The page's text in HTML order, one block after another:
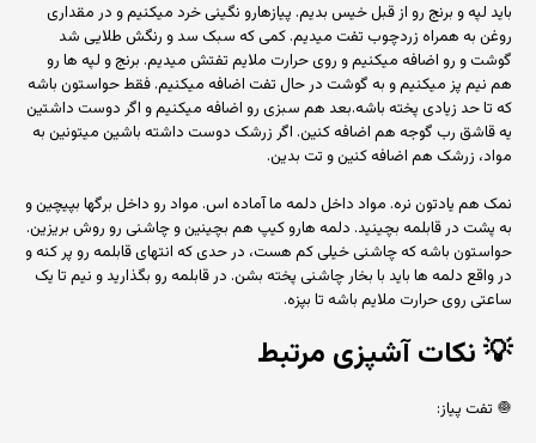
باید لپه و برنج رو از قبل خیس بدیم. پیازهارو نگینی خرد میکنیم و در مقداری
روغن به همراه زردچوب تفت میدیم. کمی که سبک سد و رنگش طلایی شد
گوشت و رو اضافه میکنیم و روی حرارت ملایم تفتش میدیم. برنج و لپه ها رو
هم نیم پز میکنیم و به گوشت در حال تفت اضافه میکنیم. فقط حواستون باشه
که تا حد زیادی پخته باشه.بعد هم سبزی رو اضافه میکنیم و اگر دوست داشتین
یه قاشق رب گوجه هم اضافه کنین. اگر زرشک دوست داشته باشین میتونین به
مواد، زرشک هم اضافه کنین و تت بدین.
نمک هم یادتون نره. مواد داخل دلمه ما آماده اس. مواد رو داخل برگها بپیچین و
به پشت در قابلمه بچینید. دلمه هارو کیپ هم بچینین و چاشنی رو روش بریزین.
حواستون باشه که چاشنی خیلی کم هست، در حدی که انتهای قابلمه رو پر کنه و
در واقع دلمه ها باید با بخار چاشنی پخته بشن. در قابلمه رو بگذارید و نیم تا یک
ساعتی روی حرارت ملایم باشه تا بپزه.
💡نکات آشپزی مرتبط
🧅 تفت پیاز: